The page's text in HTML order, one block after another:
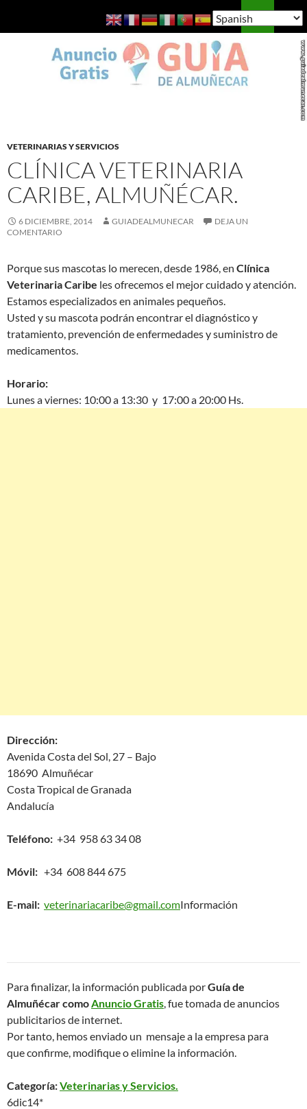
Guía de Almuñécar
MENÚ
VETERINARIAS Y SERVICIOS
CLÍNICA VETERINARIA
CARIBE, ALMUÑÉCAR.
6 DICIEMBRE, 2014 GUIADEALMUNECAR
DEJA UN
COMENTARIO
Porque sus mascotas lo merecen, desde 1986, en Clínica
Veterinaria Caribe les ofrecemos el mejor cuidado y atención.
Estamos especializados en animales pequeños.
Usted y su mascota podrán encontrar el diagnóstico y
tratamiento, prevención de enfermedades y suministro de
medicamentos.
Horario:
Lunes a viernes: 10:00 a 13:30 y 17:00 a 20:00 Hs.
Dirección:
Avenida Costa del Sol, 27 – Bajo
18690 Almuñécar
Costa Tropical de Granada
Andalucía
Teléfono: +34 958 63 34 08
Móvil: +34 608 844 675
E-mail: veterinariacaribe@gmail.comInformación
Para finalizar, la información publicada porGuía de
Almuñécar como Anuncio Gratis , fue tomada de anuncios
publicitarios de internet.
Por tanto, hemos enviado un mensaje a la empresa para
que confirme, modifique o elimine la información.
Categoría:Veterinarias y Servicios.
6dic14*